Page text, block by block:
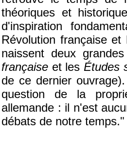
théoriques et
d'inspiration
Révolution française
naissent deux
française et les Études
de ce dernier
question de la
allemande : il n'est
débats de notre temps."